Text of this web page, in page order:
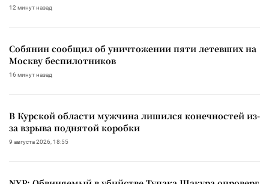
12 минут назад
Собянин сообщил об уничтожении пяти летевших на
Москву беспилотников
16 минут назад
В Курской области мужчина лишился конечностей из-
за взрыва поднятой коробки
9 августа 2026, 18:55